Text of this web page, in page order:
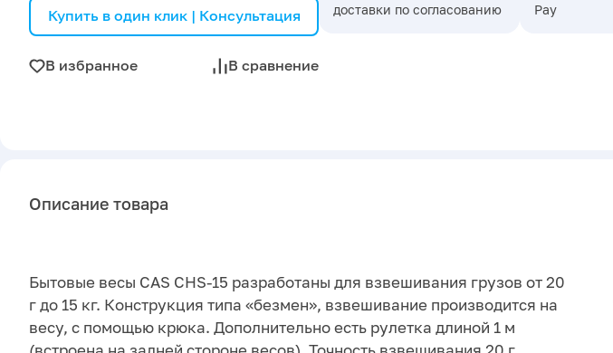
Купить в один клик | Консультация
В избранное В сравнение
доставки по согласованию
Pay
Описание товара
Бытовые весы CAS CHS-15 разработаны для взвешивания грузов от 20
г до 15 кг. Конструкция типа «безмен», взвешивание производится на
весу, с помощью крюка. Дополнительно есть рулетка длиной 1 м